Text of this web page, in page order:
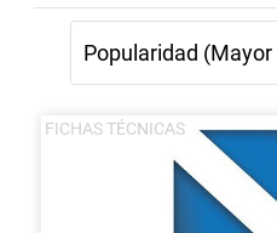
FICHAS TÉCNICAS